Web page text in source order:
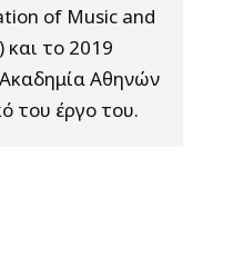
of Music and
το 2019
Αθηνών
του έργο του.